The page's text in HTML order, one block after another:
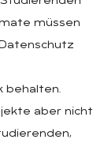
müssen
behalten.
aber nicht